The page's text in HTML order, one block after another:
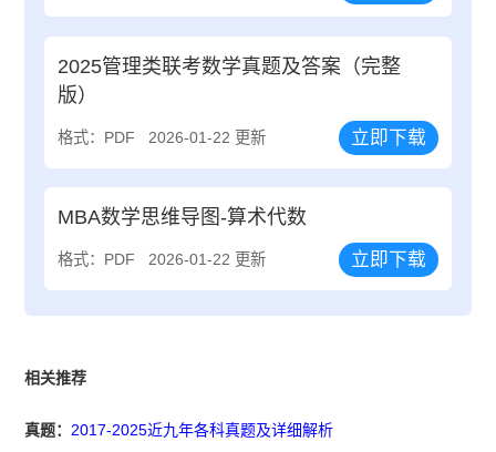
2025管理类联考数学真题及答案（完整
版）
格式：PDF 2026-01-22 更新 立即下载
MBA数学思维导图-算术代数
格式：PDF 2026-01-22 更新 立即下载
相关推荐
真题： 2017-2025近九年各科真题及详细解析